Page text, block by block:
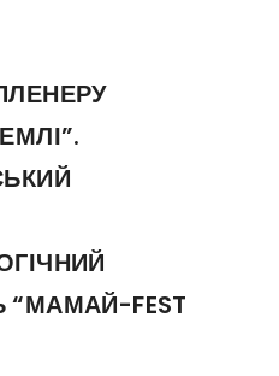
FEST